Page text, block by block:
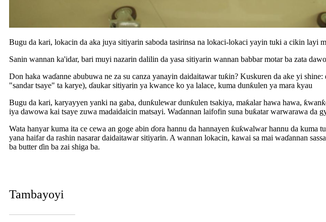
Bugu da kari, lokacin da aka juya sitiyarin saboda tasirinsa na lokaci-lokaci yayin tuki a cikin layi
Sanin wannan ka'idar, bari muyi nazarin dalilin da yasa sitiyarin wannan babbar motar ba zata
Don haka waɗanne abubuwa ne za su canza yanayin daidaitawar tuƙin? Kuskuren da ake yi
"sandar tsaye" ta karye), ɗaukar sitiyarin ya kwance ko ya lalace, kuma dunƙulen ya mara kyau
Bugu da kari, karyayyen yanki na gaba, dunƙulewar dunƙulen tsakiya, maƙalar hawa hawa,
iya dawowa kai tsaye zuwa madaidaicin matsayi. Waɗannan laifofin suna buƙatar warwarawa da
Wata hanyar kuma ita ce cewa an goge abin ɗora hannu da hannayen ƙuƙwalwar hannu da
yana haifar da rashin nasarar daidaitawar sitiyarin. A wannan lokacin, kawai sa mai waɗannan
ba butter ɗin ba zai shiga ba.
Tambayoyi